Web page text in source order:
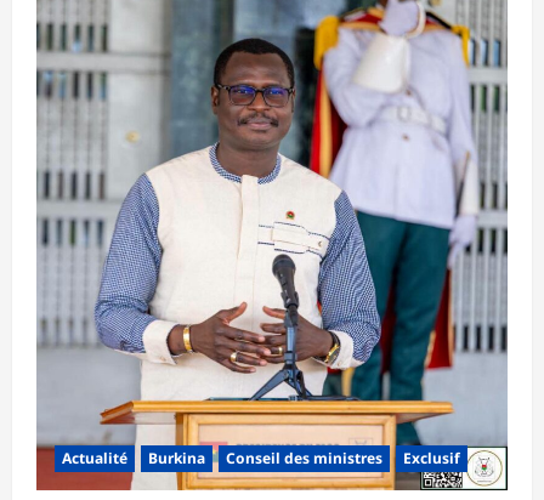
Actualité Burkina Conseil des ministres Exclusif